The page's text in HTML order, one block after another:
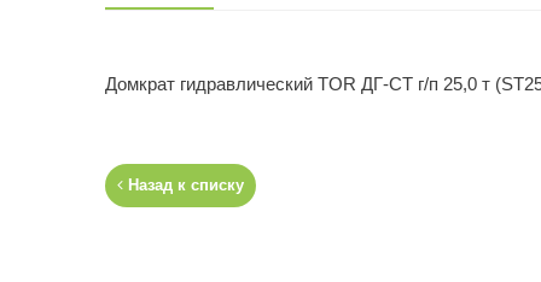
Домкрат гидравлический TOR ДГ-CT г/п 25,0 т
Назад к списку